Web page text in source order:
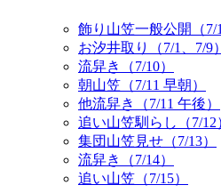
飾り山笠一般公開（7/
お汐井取り（7/1、7/9）
流舁き（7/10）
朝山笠（7/11 早朝）
他流舁き（7/11 午後）
追い山笠馴らし（7/12
集団山笠見せ（7/13）
流舁き（7/14）
追い山笠（7/15）